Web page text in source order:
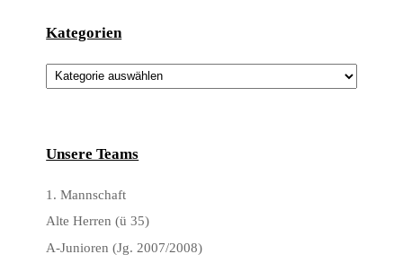
Kategorien
Kategorien
Unsere Teams
1. Mannschaft
Alte Herren (ü 35)
A-Junioren (Jg. 2007/2008)